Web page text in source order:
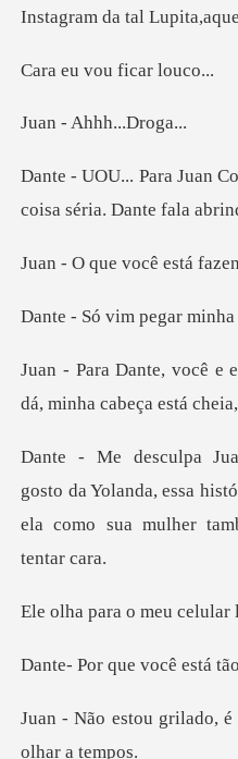
vou fica
Ahhh...
coisa séria. Dan
você está f
gar
dá, minha cabeç
da Yolanda, essa
el
o meu celular
cê está
o, é